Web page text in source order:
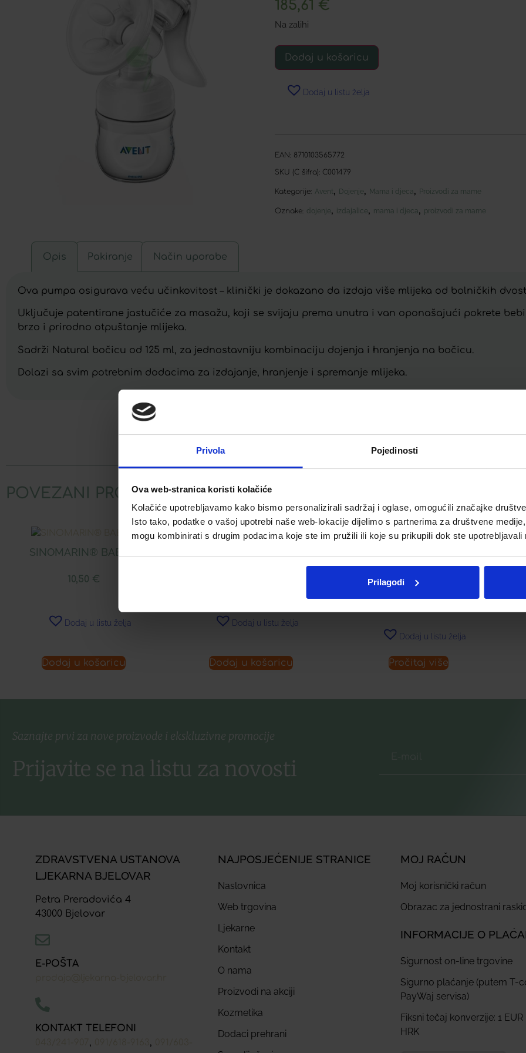
Privola Pojedinosti
Ova web-stranica koristi kolačiće
Kolačiće upotrebljavamo kako bismo personalizirali sadržaj i oglase, omogućili značajke
Isto tako, podatke o vašoj upotrebi naše web-lokacije dijelimo s partnerima za društvene
mogu kombinirati s drugim podacima koje ste im pružili ili koje su prikupili dok ste upotrebljavali
Prilagodi
185,61 €
Na zalihi
Dodaj u košaricu
Dodaj u listu želja
EAN: 8710103565772
SKU (C šifra): C001479
Kategorije: Avent, Dojenje, Mama i djeca, Proizvodi za mame
Oznake: dojenje, izdajalice, mama i djeca, proizvodi za mame
Opis Pakiranje Način uporabe
Ova pumpa osigurava veću učinkovitost – klinički je dokazano da izdaja više mlijeka od bolničkih
Uključuje patentirane jastučiće za masažu, koji se svijaju prema unutra i van oponašajući pokrete
brzo i prirodno otpuštanje mlijeka.
Sadrži Natural bočicu od 125 ml, za jednostavniju kombinaciju dojenja i hranjenja na bočicu.
Dolazi sa svim potrebnim dodacima za izdajanje, hranjenje i spremanje mlijeka.
Facebook Telegram Twitter WhatsApp Email
POVEZANI PROIZVODI
SINOMARIN® BABIES
10,50 €
Dodaj u listu želja
Dodaj u košaricu
Dodaj u listu želja
Dodaj u košaricu
PRENATAL TABLETE Á 30 +
KAPSULE Á 30
Dodaj u listu želja
Pročitaj više
Saznajte prvi za nove proizvode i ekskluzivne promocije
Prijavite se na listu za novosti
ZDRAVSTVENA USTANOVA
LJEKARNA BJELOVAR
Petra Preradovića 4
43000 Bjelovar
E-POŠTA
KONTAKT TELEFONI
, ,
NAJPOSJEĆENIJE STRANICE
Naslovnica
Web trgovina
Ljekarne
Kontakt
O nama
Proizvodi na akciji
Kozmetika
Dodaci prehrani
MOJ RAČUN
Moj korisnički račun
Obrazac za jednostrani
INFORMACIJE O
Sigurnost on-line trgovine
Sigurno plaćanje (putem T-
PayWaj servisa)
Fiksni tečaj konverzije: 1 EUR
HRK